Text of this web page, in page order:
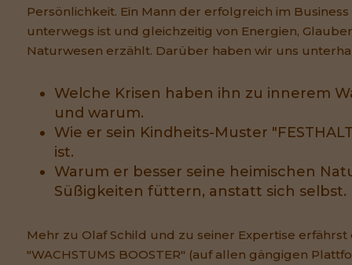
Persönlichkeit. Ein Mann der erfolgreich im
unterwegs ist und gleichzeitig von Energien,
Naturwesen erzählt. Darüber haben wir uns
Welche Krisen haben ihn zu innerem
und warum.
Wie er sein Kindheits-Muster
ist.
Warum er besser seine heimischen
Süßigkeiten füttern, anstatt sich selbst.
Mehr zu Olaf Schild und zu seiner Expertise
"WACHSTUMS BOOSTER" (auf allen gängigen